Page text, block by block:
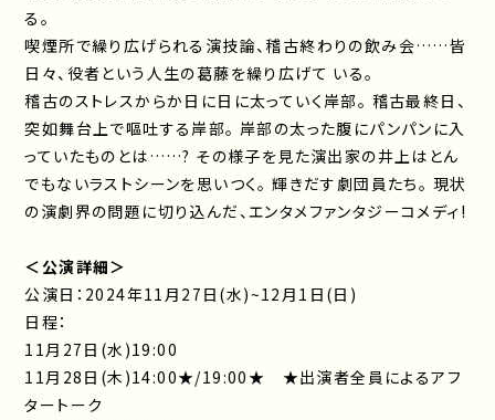
る。
喫煙所で繰り広げられる演技論、稽古終わりの飲み会……皆
日々、役者という人生の葛藤を繰り広げて いる。
稽古のストレスからか日に日に太っていく岸部。 稽古最終日、
突如舞台上で嘔吐する岸部。 岸部の太った腹にパンパンに入
っていたものとは……? その様子を見た演出家の井上はとん
でもないラストシーンを思いつく。 輝きだす劇団員たち。 現状
の演劇界の問題に切り込んだ、エンタメファンタジーコメディ!
＜公演詳細＞
公演日：2024年11月27日(水)~12月1日(日)
日程：
11月27日(水)19:00
11月28日(木)14:00★/19:00★ ★出演者全員によるアフ
タートーク